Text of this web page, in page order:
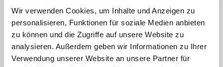
Wir verwenden Cookies, um Inhalte und Anzeigen zu
personalisieren, Funktionen für soziale Medien anbieten
zu können und die Zugriffe auf unsere Website zu
analysieren. Außerdem geben wir Informationen zu Ihrer
Verwendung unserer Website an unsere Partner für
Das offizielle Motto der Reise von Papst
Franziskus lautet "Mit Maria, Pilger in
Hoffnung und in Frieden". Das Logo ist